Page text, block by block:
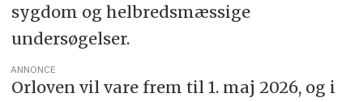
sygdom og helbredsmæssige
undersøgelser.
ANNONCE
Orloven vil vare frem til 1. maj 2026, og i